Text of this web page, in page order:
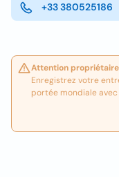
+33 380525186
Attention
Enregistrez votre
portée mondiale avec